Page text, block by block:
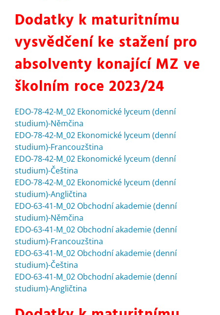
Dodatky k maturitnímu
vysvědčení ke stažení pro
absolventy konající MZ ve
školním roce 2023/24
EDO-78-42-M_02 Ekonomické lyceum (denní
studium)-Němčina
EDO-78-42-M_02 Ekonomické lyceum (denní
studium)-Francouzština
EDO-78-42-M_02 Ekonomické lyceum (denní
studium)-Čeština
EDO-78-42-M_02 Ekonomické lyceum (denní
studium)-Angličtina
EDO-63-41-M_02 Obchodní akademie (denní
studium)-Němčina
EDO-63-41-M_02 Obchodní akademie (denní
studium)-Francouzština
EDO-63-41-M_02 Obchodní akademie (denní
studium)-Čeština
EDO-63-41-M_02 Obchodní akademie (denní
studium)-Angličtina